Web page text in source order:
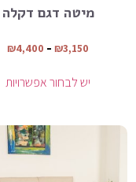
מיטה דגם דקלה
₪3,150
–
₪4,400
יש לבחור אפשרויות